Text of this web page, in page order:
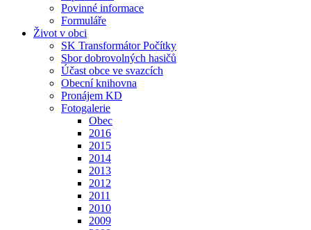
Povinné informace
Formuláře
Život v obci
SK Transformátor Počítky
Sbor dobrovolných hasičů
Účast obce ve svazcích
Obecní knihovna
Pronájem KD
Fotogalerie
Obec
2016
2015
2014
2013
2012
2011
2010
2009